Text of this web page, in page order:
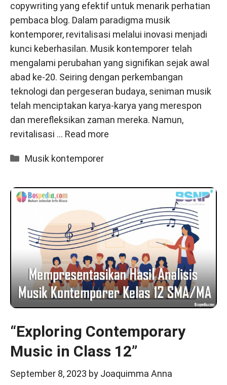
copywriting yang efektif untuk menarik perhatian
pembaca blog. Dalam paradigma musik
kontemporer, revitalisasi melalui inovasi menjadi
kunci keberhasilan. Musik kontemporer telah
mengalami perubahan yang signifikan sejak awal
abad ke-20. Seiring dengan perkembangan
teknologi dan pergeseran budaya, seniman musik
telah menciptakan karya-karya yang merespon
dan merefleksikan zaman mereka. Namun,
revitalisasi … Read more
Categories
Musik kontemporer
“Exploring Contemporary
Music in Class 12”
September 8, 2023 by Joaquimma Anna